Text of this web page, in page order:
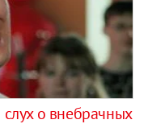
о внебрачных